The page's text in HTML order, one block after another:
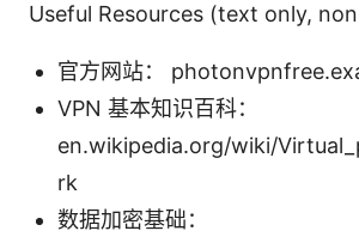
Useful Resources (text only,
官方网站：
VPN 基本知识百科：
en.wikipedia.org/wiki/
rk
数据加密基础：